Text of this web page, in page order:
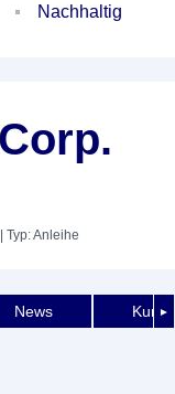
Nachhaltig
| Typ: Anleihe
►
News